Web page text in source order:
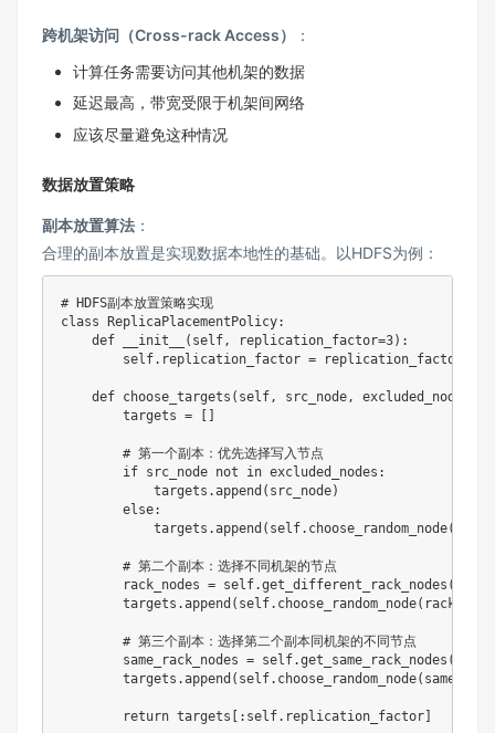
跨机架访问（Cross-rack Access）
：
计算任务需要访问其他机架的数据
延迟最高，带宽受限于机架间网络
应该尽量避免这种情况
数据放置策略
副本放置算法 ：
合理的副本放置是实现数据本地性的基础。以HDFS为例：
# HDFS副本放置策略实现
class ReplicaPlacementPolicy:
def
__init__ ( self , replication_factor=3) :
        self
. replication_factor = replication_factor
def choose_targets ( self , src_node , excluded_nodes
        targets
= [ ]
# 第一个副本：优先选择写入节点
if src_node not in excluded_nodes :
            targets
.append ( src_node)
else:
            targets
.append ( self. choose_random_node(
# 第二个副本：选择不同机架的节点
        rack_nodes
= self.get_different_rack_nodes (
        targets
.append ( self. choose_random_node(
# 第三个副本：选择第二个副本同机架的不同节点
        same_rack_nodes
= self.get_same_rack_nodes (
        targets
.append ( self. choose_random_node(
return targets [ : self. replication_factor]